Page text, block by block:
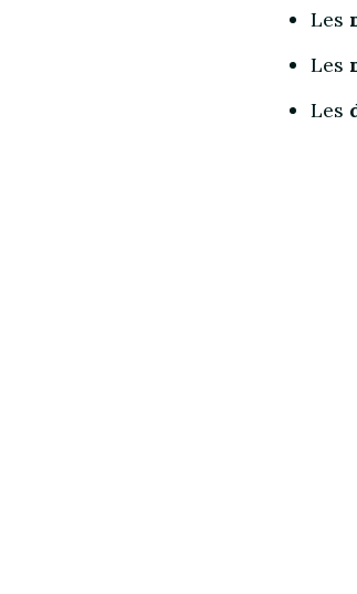
Les
Les
Les